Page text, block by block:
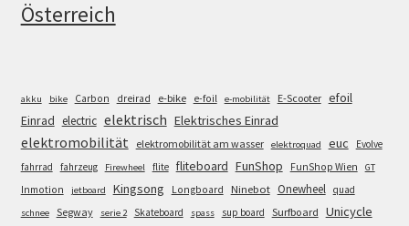
Österreich
akku bike Carbon dreirad e-bike e-foil e-mobilität E-Scooter efoil
Einrad electric elektrisch Elektrisches Einrad
elektromobilität elektromobilität am wasser elektroquad euc
Evolve
fahrrad
fahrzeug Firewheel flite fliteboard FunShop FunShop Wien GT
Inmotion jetboard Kingsong Longboard Ninebot Onewheel quad
schnee Segway serie 2 Skateboard spass sup board Surfboard Unicycle